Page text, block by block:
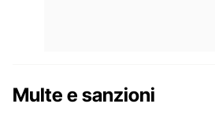
Multe e sanzioni